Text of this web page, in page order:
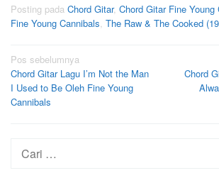
Posting pada Chord Gitar, Chord Gitar Fine Young
Fine Young Cannibals, The Raw & The Cooked
Navigasi
pos
Pos sebelumnya
Chord Gitar Lagu I’m Not the Man
I Used to Be Oleh Fine Young
Cannibals
Chord
Cari
untuk: